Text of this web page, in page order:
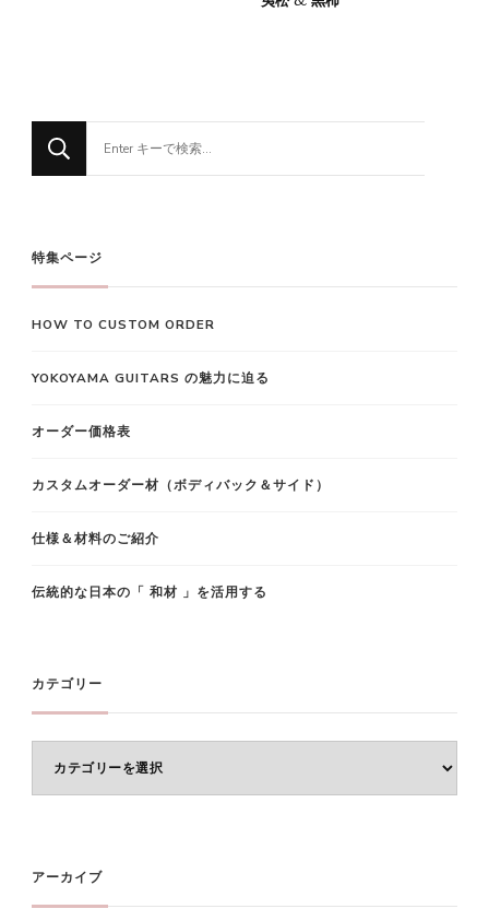
探
す
特集ページ
HOW TO CUSTOM ORDER
YOKOYAMA GUITARS の魅力に迫る
オーダー価格表
カスタムオーダー材（ボディバック＆サイド）
仕様＆材料のご紹介
伝統的な日本の「 和材 」を活用する
カテゴリー
ー
アーカイブ